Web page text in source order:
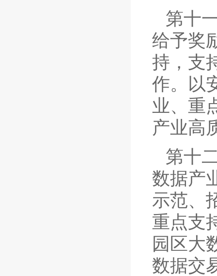
第十
给予奖
持，支
作。以
业、重
产业高
第十
数据产
示范、
重点支
园区大
数据交